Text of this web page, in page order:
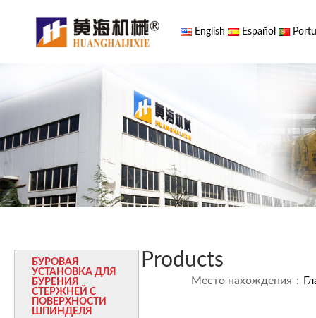
English Español
БУРОВАЯ
УСТАНОВКА ДЛЯ
БУРЕНИЯ
СТЕРЖНЕЙ С
ПОВЕРХНОСТИ
ШПИНДЕЛЯ
Products
Место нахождения：